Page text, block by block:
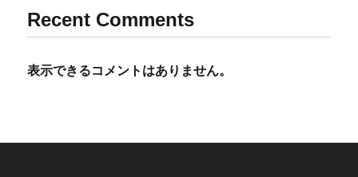
Recent Comments
表示できるコメントはありません。